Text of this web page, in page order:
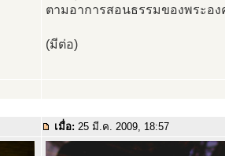
ตามอาการสอนธรรมของพระอ
(มีต่อ)
เมื่อ: 25 มี.ค. 2009, 18:57